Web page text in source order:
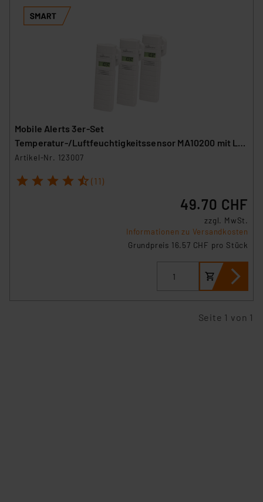
Mobile Alerts 3er-Set
Temperatur-/Luftfeuchtigkeitssensor MA10200 mit LC-
Display
Artikel-Nr. 123007
1 2 3 4 5 (11)
49.70 CHF
zzgl. MwSt.
Informationen zu Versandkosten
Grundpreis 16.57 CHF pro Stück
Seite 1 von 1